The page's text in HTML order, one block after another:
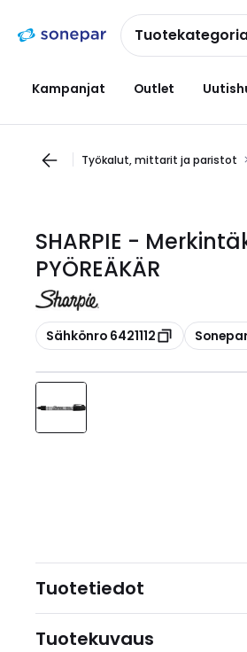
navigointiinsisältöön
Kampanjat Outlet
Työkalut, mittarit ja paristot
SHARPIE -
PYÖREÄKÄR
Kopioi
Sähkönro 6421112 Kopioi
Tuotetiedot
Tuotekuvaus